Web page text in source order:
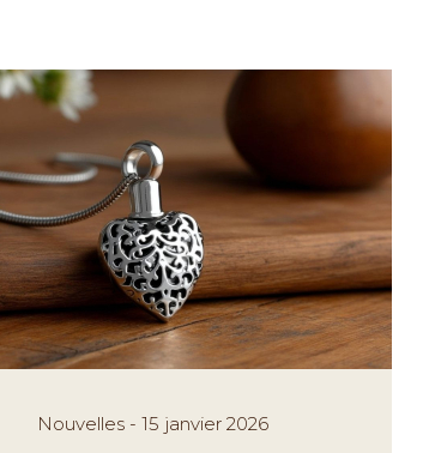
Nouvelles - 15 janvier 2026